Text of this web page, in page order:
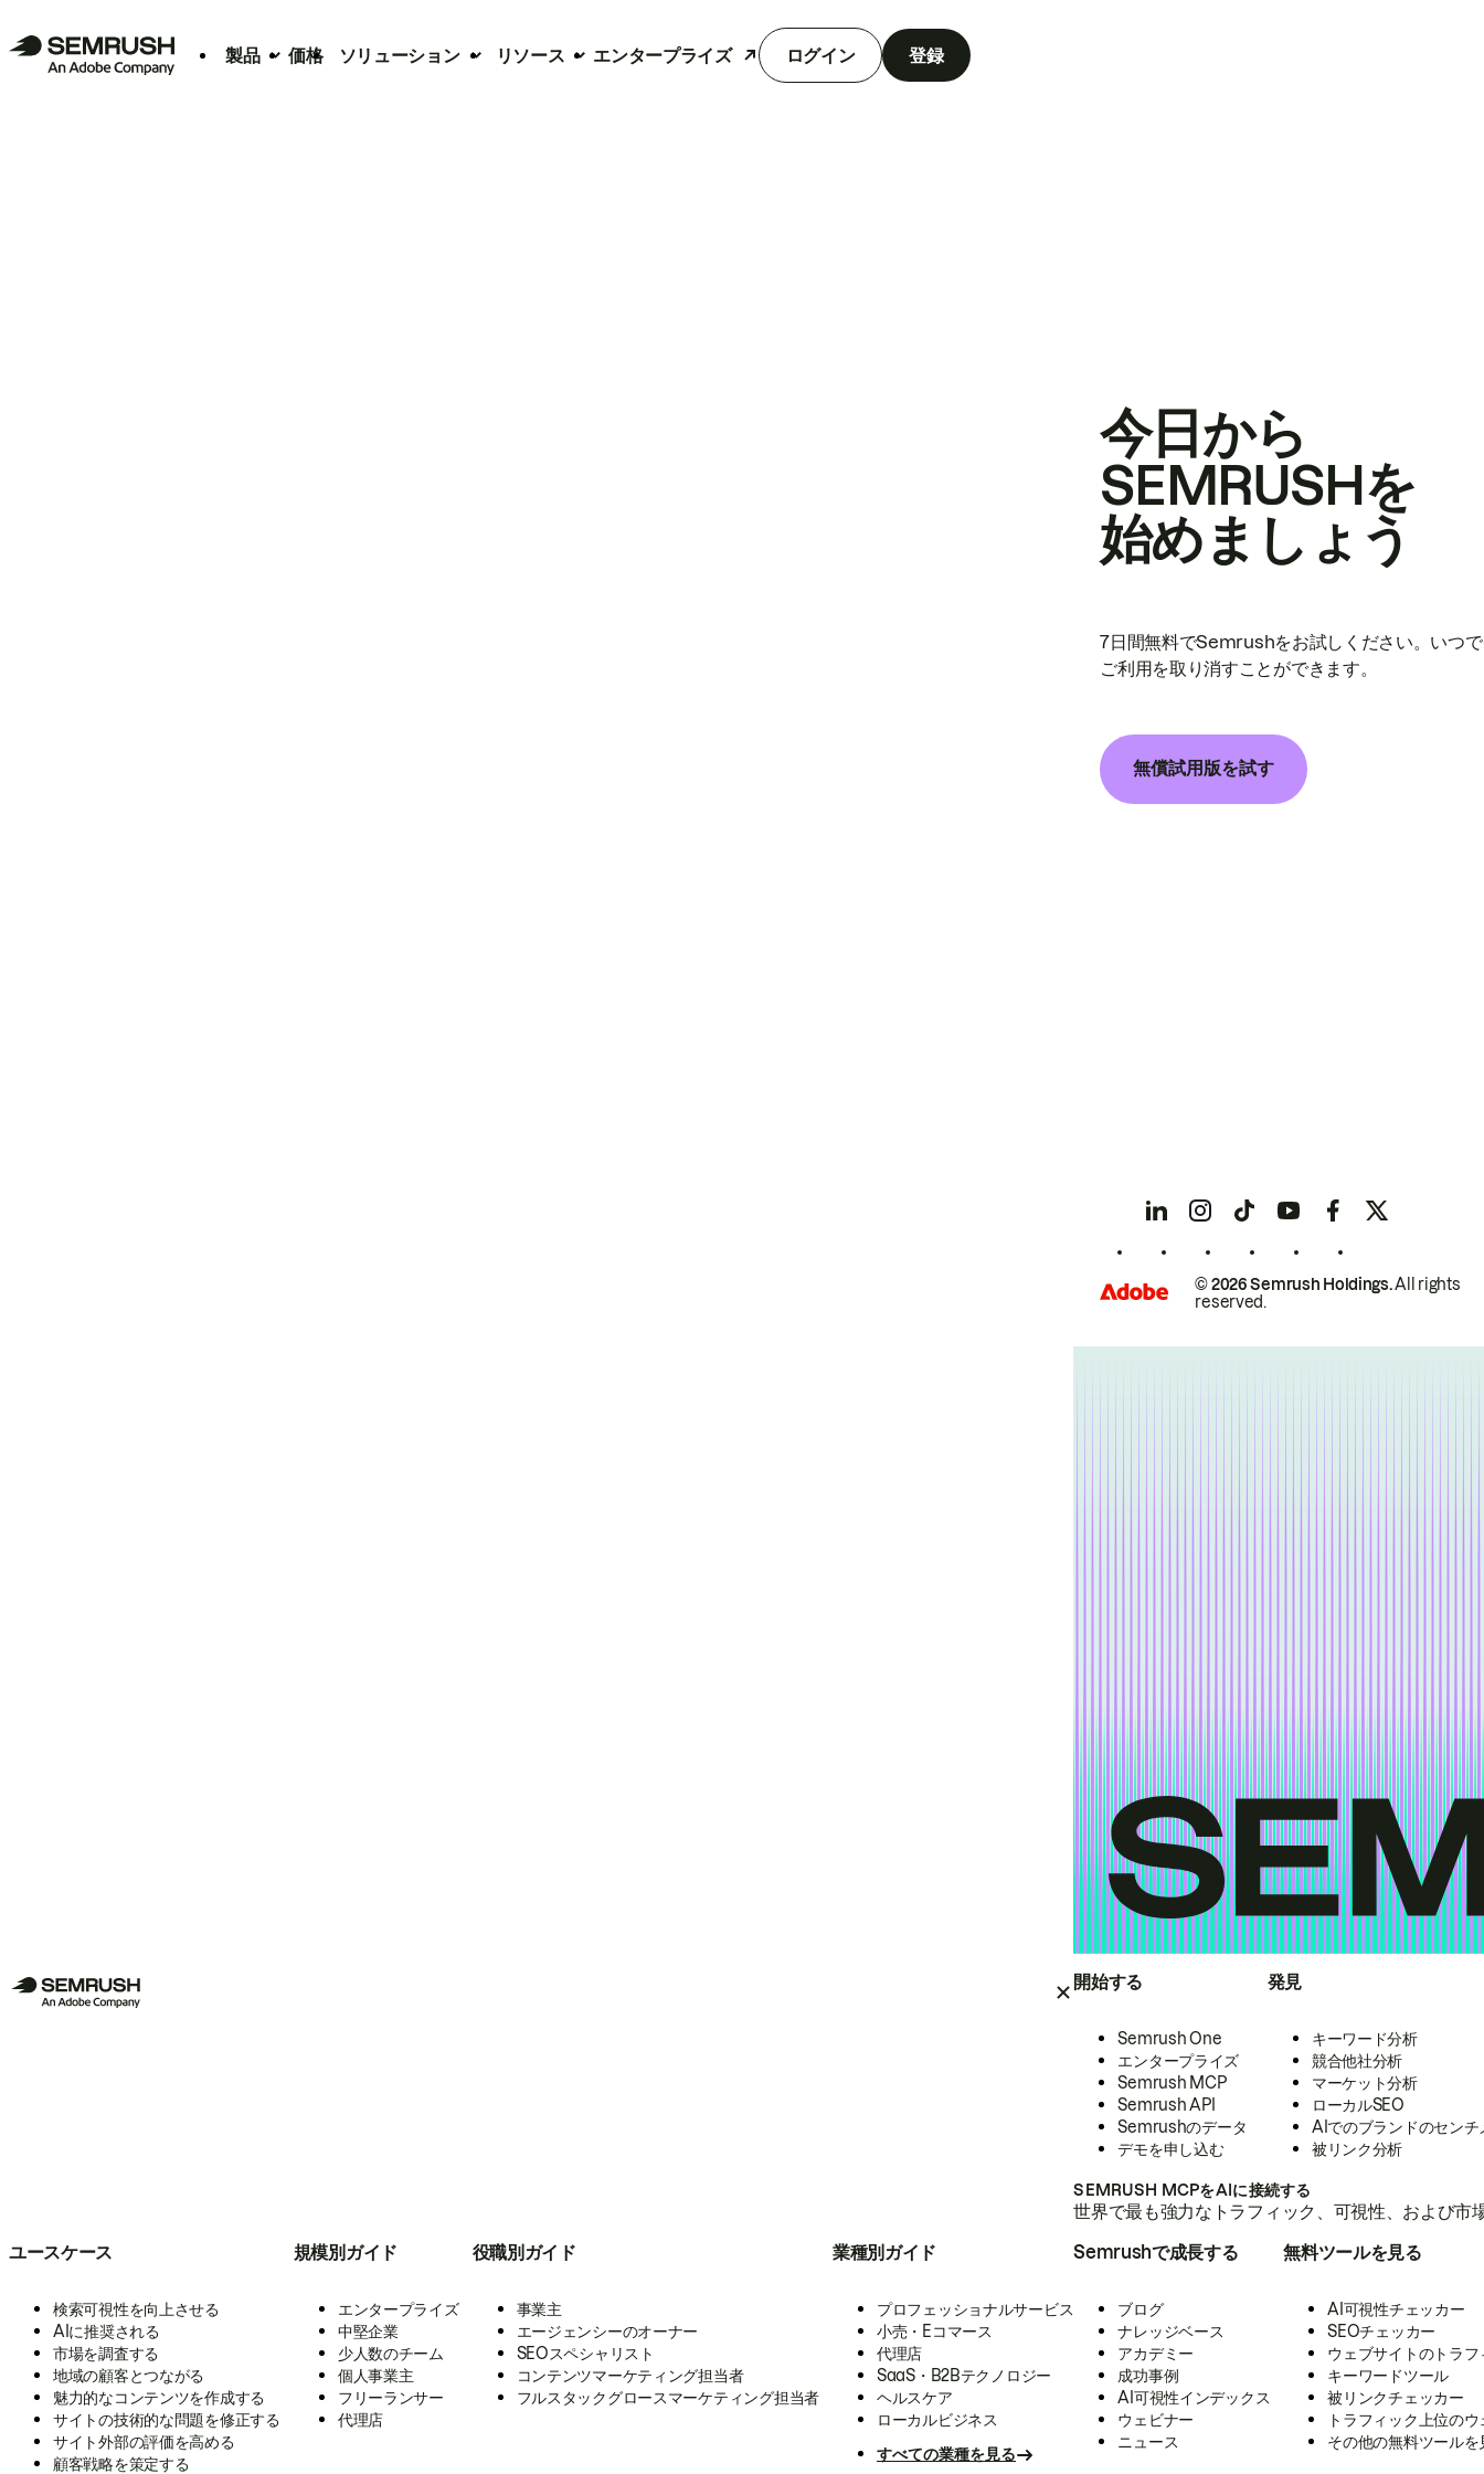
製品 価格 ソリューション リソース エンタープライズ ログイン 登録
開始する
Semrush One
エンタープライズ
Semrush MCP
Semrush API
Semrushのデータ
デモを申し込む
発見
キーワード分析
競合他社分析
マーケット分析
ローカルSEO
AIでのブランドのセンチ
被リンク分析
SEMRUSH MCPをAIに接続する
世界で最も強力なトラフィック、可視性、および
ユースケース
検索可視性を向上させる
AIに推奨される
市場を調査する
地域の顧客とつながる
魅力的なコンテンツを作成する
サイトの技術的な問題を修正する
サイト外部の評価を高める
顧客戦略を策定する
規模別ガイド
エンタープライズ
中堅企業
少人数のチーム
個人事業主
フリーランサー
代理店
役職別ガイド
事業主
エージェンシーのオーナー
SEOスペシャリスト
コンテンツマーケティング担当者
フルスタックグロースマーケティング担当者
業種別ガイド
プロフェッショナルサービス
小売・Eコマース
代理店
SaaS・B2Bテクノロジー
ヘルスケア
ローカルビジネス
すべての業種を見る
Semrushで成長する
ブログ
ナレッジベース
アカデミー
成功事例
AI可視性インデックス
ウェビナー
ニュース
無料ツールを見る
AI可視性チェッカー
SEOチェッカー
ウェブサイトのトラ
キーワードツール
被リンクチェッカー
トラフィック上位の
その他の無料ツールを
今日から
SEMRUSHを
始めましょう
7日間無料でSemrushをお試しください。いつ
ご利用を取り消すことができます。
無償試用版を試す
© 2026 Semrush Holdings.All rights
reserved.